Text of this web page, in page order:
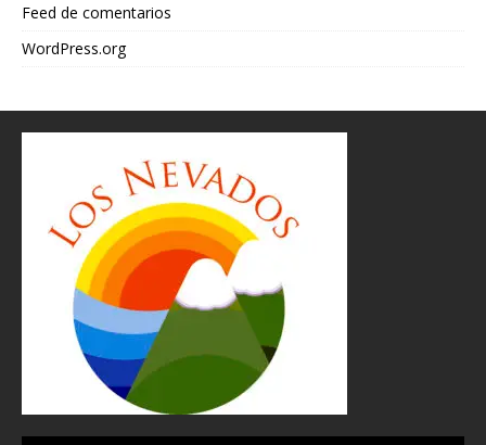
Feed de comentarios
WordPress.org